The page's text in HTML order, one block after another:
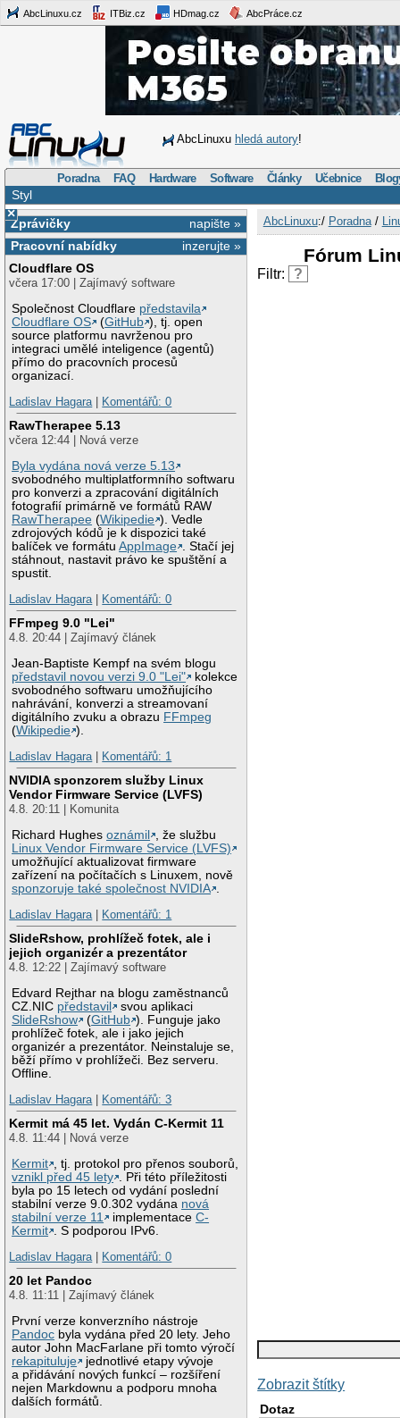
AbcLinuxu.cz ITBiz.cz HDmag.cz AbcPráce.cz
AbcLinuxu hledá autory!
Poradna FAQ Hardware Software Články Učebnice
Styl
×
napište »
Zprávičky
inzerujte »
Pracovní nabídky
Cloudflare OS
včera 17:00 | Zajímavý software
Společnost Cloudflare představila
Cloudflare OS
(GitHub ), tj. open
source platformu navrženou pro
integraci umělé inteligence (agentů)
přímo do pracovních procesů
organizací.
Ladislav Hagara| Komentářů: 0
RawTherapee 5.13
včera 12:44 | Nová verze
Byla vydána nová verze 5.13
svobodného multiplatformního softwaru
pro konverzi a zpracování digitálních
fotografií primárně ve formátů RAW
RawTherapee (Wikipedie ). Vedle
zdrojových kódů je k dispozici také
balíček ve formátuAppImage
. Stačí jej
stáhnout, nastavit právo ke spuštění a
spustit.
Ladislav Hagara| Komentářů: 0
FFmpeg 9.0 "Lei"
4.8. 20:44 | Zajímavý článek
Jean-Baptiste Kempf na svém blogu
představil novou verzi 9.0 "Lei"
kolekce
svobodného softwaru umožňujícího
nahrávání, konverzi a streamovaní
digitálního zvuku a obrazu FFmpeg
(Wikipedie ).
Ladislav Hagara| Komentářů: 1
NVIDIA sponzorem služby Linux
Vendor Firmware Service (LVFS)
4.8. 20:11 | Komunita
Richard Hughesoznámil
, že službu
Linux Vendor Firmware Service (LVFS)
umožňující aktualizovat firmware
zařízení na počítačích s Linuxem, nově
sponzoruje také společnost NVIDIA
Ladislav Hagara| Komentářů: 1
SlideRshow, prohlížeč fotek, ale i
jejich organizér a prezentátor
4.8. 12:22 | Zajímavý software
Edvard Rejthar na blogu zaměstnanců
CZ.NIC představil
svou aplikaci
SlideRshow
(GitHub ). Funguje jako
prohlížeč fotek, ale i jako jejich
organizér a prezentátor. Neinstaluje se,
běží přímo v prohlížeči. Bez serveru.
Offline.
Ladislav Hagara| Komentářů: 3
Kermit má 45 let. Vydán C-Kermit 11
4.8. 11:44 | Nová verze
Kermit
, tj. protokol pro přenos souborů,
vznikl před 45 lety
. Při této příležitosti
byla po 15 letech od vydání poslední
stabilní verze 9.0.302 vydána nová
stabilní verze 11
implementaceC-
Kermit
. S podporou IPv6.
Ladislav Hagara| Komentářů: 0
20 let Pandoc
4.8. 11:11 | Zajímavý článek
První verze konverzního nástroje
Pandoc byla vydána před 20 lety. Jeho
autor John MacFarlane při tomto výročí
rekapituluje
jednotlivé etapy vývoje
a přidávání nových funkcí – rozšíření
nejen Markdownu a podporu mnoha
dalších formátů.
AbcLinuxu:/ Poradna/
Fórum
Filtr: ?
Zobrazit štítky
Dotaz